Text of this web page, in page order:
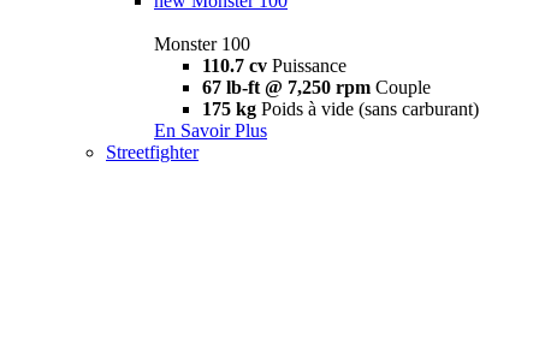
Monster 100
110.7 cv Puissance
67 lb-ft @ 7,250 rpm Couple
175 kg Poids à vide (sans carburant)
En Savoir Plus
Streetfighter